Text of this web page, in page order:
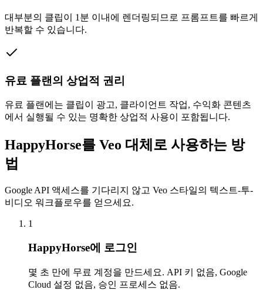
대부분의 클립이 1분 이내에 렌더링되므로 프롬프트를 빠르게
반복할 수 있습니다.
유료 플랜의 상업적 권리
유료 플랜에는 클립이 광고, 클라이언트 작업, 수익화 콘텐츠
에서 실행될 수 있는 명확한 상업적 사용이 포함됩니다.
HappyHorse를 Veo 대체로 사용하는 방
법
Google API 액세스를 기다리지 않고 Veo 스타일의 텍스트-투-
비디오 워크플로우를 얻으세요.
1
HappyHorse에 로그인
몇 초 만에 무료 계정을 만드세요. API 키 없음, Google
Cloud 설정 없음, 승인 프로세스 없음.